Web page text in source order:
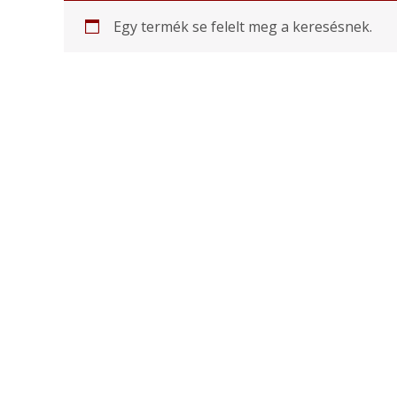
Egy termék se felelt meg a keresésnek.